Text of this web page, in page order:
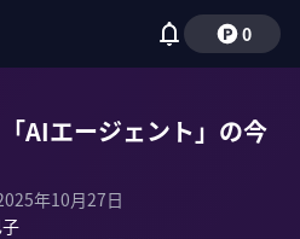
0
AIエージェント」の今
年10月27日